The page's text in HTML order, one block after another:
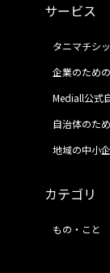
サービス
タニマチシ
企業のため
Mediall公式
自治体のた
地域の中小
カテゴリ
もの・こと